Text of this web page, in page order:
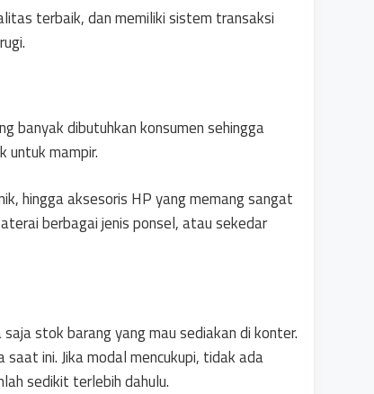
terbaik, dan memiliki sistem transaksi
banyak dibutuhkan konsumen sehingga
mampir.
hingga aksesoris HP yang memang sangat
berbagai jenis ponsel, atau sekedar
stok barang yang mau sediakan di konter.
ini. Jika modal mencukupi, tidak ada
sedikit terlebih dahulu.